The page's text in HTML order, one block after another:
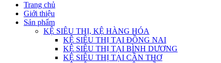
Trang chủ
Giới thiệu
Sản phẩm
KỆ SIÊU THỊ, KỆ HÀNG HÓA
KỆ SIÊU THỊ TẠI ĐỒNG NAI
KỆ SIÊU THỊ TẠI BÌNH DƯƠNG
KỆ SIÊU THỊ TẠI CẦN THƠ